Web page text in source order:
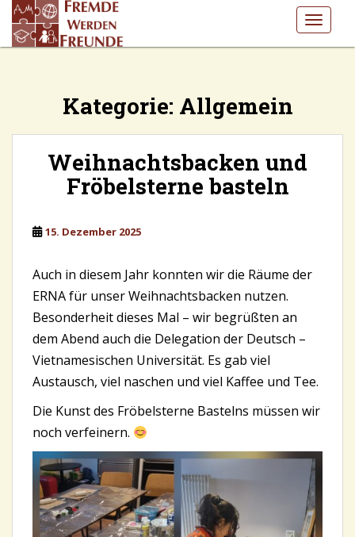
i
Kategorie: Allgemein
Weihnachtsbacken und
Fröbelsterne basteln
15. Dezember 2025
Auch in diesem Jahr konnten wir die Räume der
ERNA für unser Weihnachtsbacken nutzen.
Besonderheit dieses Mal – wir begrüßten an
dem Abend auch die Delegation der Deutsch –
Vietnamesischen Universität. Es gab viel
Austausch, viel naschen und viel Kaffee und Tee.
Die Kunst des Fröbelsterne Bastelns müssen wir
noch verfeinern.